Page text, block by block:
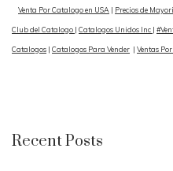
Venta Por Catalogo en USA | Precios de
Club del Catalogo | Catalogos Unidos Inc |
Catalogos | Catalogos Para Vender | Ventas
Recent Posts